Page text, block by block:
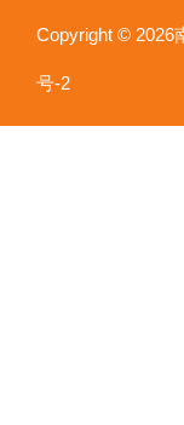
Copyright © 2026
号-2